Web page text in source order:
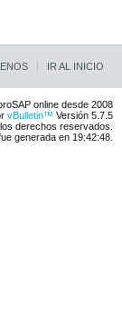
IR AL INICIO
online desde 2008
vBulletin™ Versión 5.7.5
derechos reservados.
generada en 19:42:48.